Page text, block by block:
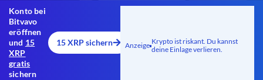
Konto bei
Bitvavo
eröffnen
und 15
XRP
gratis
sichern
15 XRP sichern Anzeige Krypto ist riskant. Du kannst
deine Einlage verlieren.